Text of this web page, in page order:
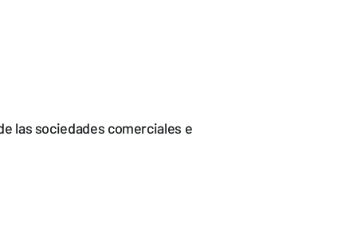
las sociedades comerciales e